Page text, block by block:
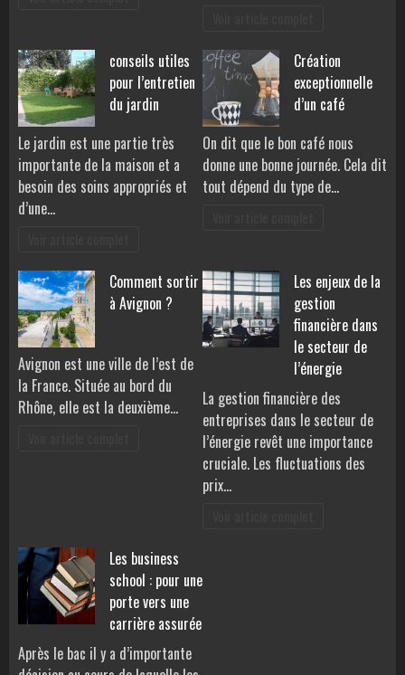
conseils utiles
pour l’entretien
du jardin
Le jardin est une partie très
importante de la maison et a
besoin des soins appropriés et
d’une…
Création
exceptionnelle
d’un café
On dit que le bon café nous
donne une bonne journée. Cela dit
tout dépend du type de…
Comment sortir
à Avignon ?
Avignon est une ville de l’est de
la France. Située au bord du
Rhône, elle est la deuxième…
Les enjeux de la
gestion
financière dans
le secteur de
l’énergie
La gestion financière des
entreprises dans le secteur de
l’énergie revêt une importance
cruciale. Les fluctuations des
prix…
Les business
school : pour une
porte vers une
carrière assurée
Après le bac il y a d’importante